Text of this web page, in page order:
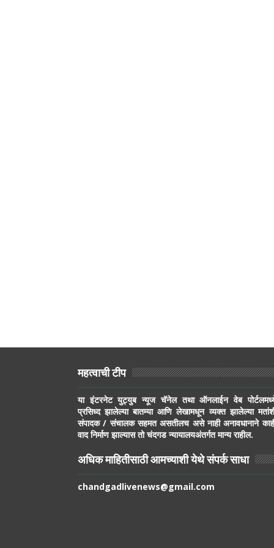
महत्वाची टीप
या इंटरनेट युट्युब न्यूज चॅनेल तथा ऑनलाईन वेब
प्रसिध्द झालेल्या बातम्या आणि लेखामधून व्यक्त झालेल्या
संपादक / संचालक सहमत असतीलच असे नाही अनावधानाने
वाद निर्माण झाल्यास तो चंदगड न्यायालयअंतर्गत मान्य राहील.
अधिक माहितीसाठी आमच्याशी येथे संपर्क साधा
chandgadlivenews@gmail.com